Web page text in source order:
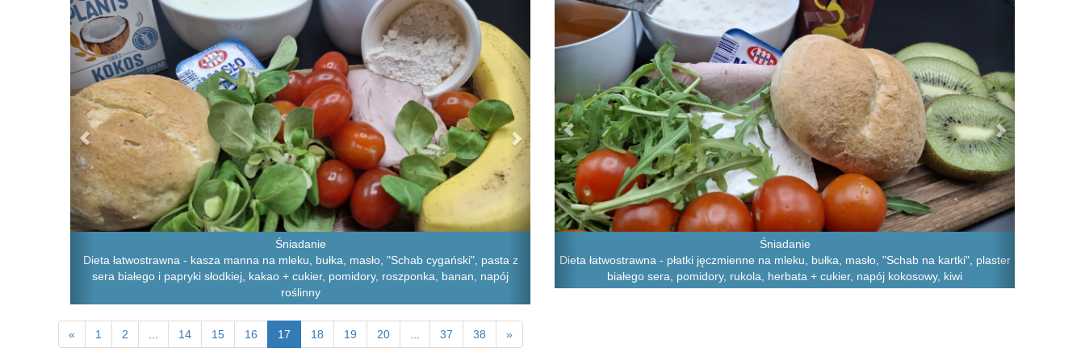
Śniadanie
Dieta łatwostrawna - kasza manna na mleku, bułka, masło, "Schab cygański", pasta z
sera białego i papryki słodkiej, kakao + cukier, pomidory, roszponka, banan, napój
roślinny
Śniadanie
Dieta łatwostrawna - płatki jęczmienne na mleku, bułka, masło, "Schab na kartki", plaster
białego sera, pomidory, rukola, herbata + cukier, napój kokosowy, kiwi
« 1 2 14 15 16 17 18 19 20 37 38 »